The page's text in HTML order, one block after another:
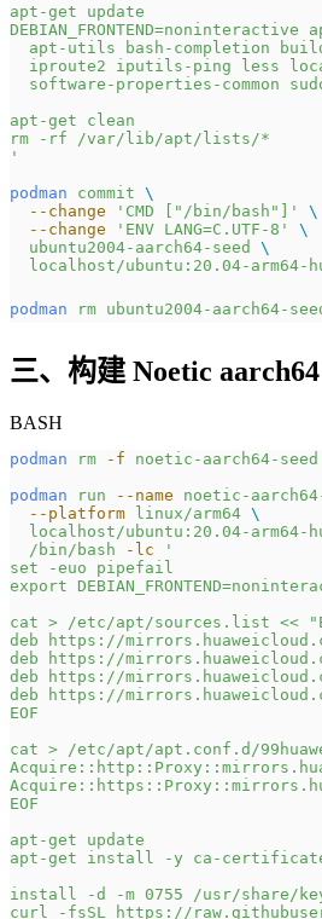
apt-get update
apt-utils bash-completion
iproute2 iputils-ping less
software-properties-common
apt-get clean
rm -rf /var/lib/apt/lists/*
'
podman commit \
  --change
'CMD ["/bin/bash"]'
\
  --change
'ENV LANG=C.UTF-8'
\
  ubuntu2004-aarch64-seed
\
localhost/ubuntu:20.04-arm64-
podman rm ubuntu2004-aarch64-
三、构建 Noetic
BASH
podman rm -f noetic-aarch64-seed
podman run --name noetic-
  --platform
linux/arm64 \
localhost/ubuntu:20.04-arm64-
  /bin/bash
-lc '
set -euo pipefail
export
cat > /etc/apt/sources.list <<
deb https://
deb https://
deb https://
deb https://
EOF
cat > /etc/apt/apt.conf.d/
EOF
apt-get update
apt-get install -y ca-
install -d -m 0755 /usr/share/
curl -fsSL https://